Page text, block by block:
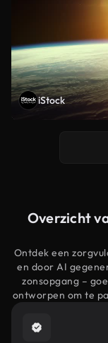
iStock
Overzicht
Ontdek een
en door AI
zonsopgang –
ontworpen om te